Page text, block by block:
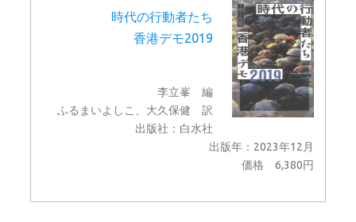
時代の行動者たち
香港デモ2019
李立峯 編
ふるまいよしこ、大久保健 訳
出版社：白水社
出版年：2023年12月
価格 6,380円